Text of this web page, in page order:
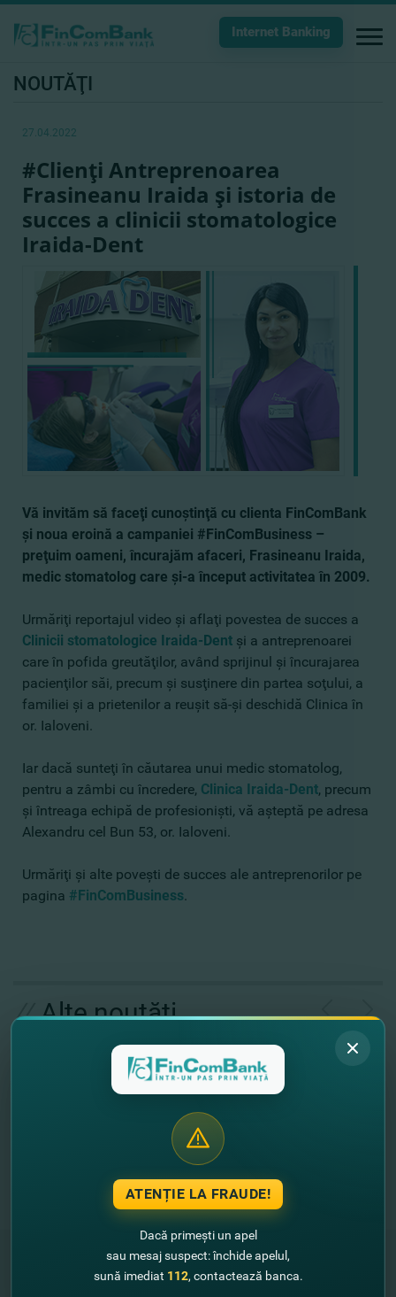
Internet Banking
NOUTĂŢI
27.04.2022
#Clienţi Antreprenoarea
Frasineanu Iraida şi istoria de
succes a clinicii stomatologice
Iraida-Dent
Vă invităm să faceţi cunoştinţă cu clienta FinComBank
şi noua eroină a campaniei #FinComBusiness –
preţuim oameni, încurajăm afaceri, Frasineanu Iraida,
medic stomatolog care şi-a început activitatea în 2009.
Urmăriţi reportajul video şi aflaţi povestea de succes a
Clinicii stomatologice Iraida-Dent şi a antreprenoarei
care în pofida greutăţilor, având sprijinul şi încurajarea
pacienţilor săi, precum şi susţinere din partea soţului, a
familiei şi a prietenilor a reuşit să-şi deschidă Clinica în
or. Ialoveni.
Iar dacă sunteţi în căutarea unui medic stomatolog,
pentru a zâmbi cu încredere, Clinica Iraida-Dent, precum
şi întreaga echipă de profesionişti, vă aşteptă pe adresa
Alexandru cel Bun 53, or. Ialoveni.
Urmăriţi şi alte poveşti de succes ale antreprenorilor pe
pagina #FinComBusiness.
// Alte noutăţi
ATENȚIE LA FRAUDE!
Dacă primești un apel
sau mesaj suspect: închide apelul,
sună imediat 112, contactează banca.